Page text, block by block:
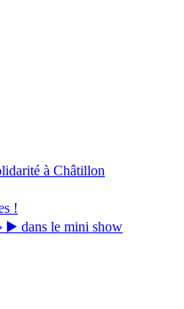
à Châtillon
!
▶️ dans le mini show